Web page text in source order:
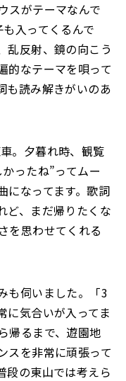
スがテーマなんで
入ってくるんで
乱反射、鏡の向こう
的なテーマを唄って
も読み解きがいのあ
。夕暮れ時、観覧
ったね”ってムー
になってます。歌詞
ど、まだ帰りたくな
を思わせてくれる
も伺いました。「3
に気合いが入ってま
帰るまで、遊園地
スを非常に頑張って
段の東山では考えら